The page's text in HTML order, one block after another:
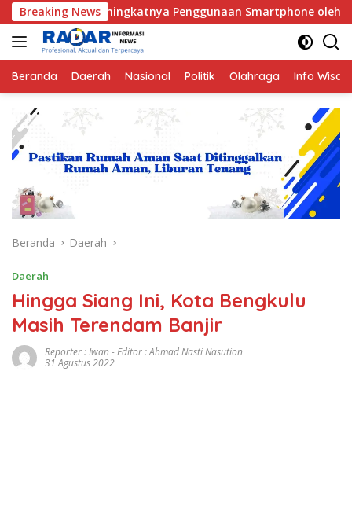
Langsung
ke
konten
Breaking NewsPenggunaan Smartphone oleh Anak
Beranda Daerah Nasional Politik Olahraga Info
Beranda Daerah
Daerah
Hingga Siang Ini, Kota Bengkulu
Masih Terendam Banjir
Reporter : Iwan - Editor : Ahmad Nasti Nasution
31 Agustus 2022